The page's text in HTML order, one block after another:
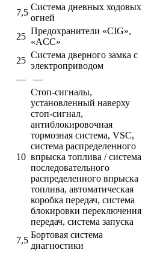
7,5
Система дневных ходовых
огней
25
Предохранители «CIG»,
«ACC»
25
Система дверного замка с
электроприводом
— —
10
Стоп-сигналы,
установленный наверху
стоп-сигнал,
антиблокировочная
тормозная система, VSC,
система распределенного
впрыска топлива / система
последовательного
распределенного впрыска
топлива, автоматическая
коробка передач, система
блокировки переключения
передач, система запуска
7,5
Бортовая система
диагностики